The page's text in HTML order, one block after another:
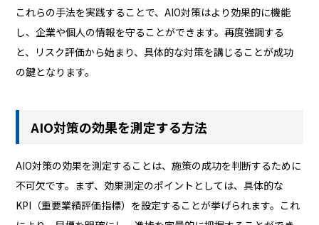
これらの手法を実践することで、AIO対策はより効果的に機能
し、企業や個人の情報を守ることができます。再度強調する
と、リスク評価から始まり、具体的な対策を講じることが成功
の鍵となります。
AIO対策の効果を測定する方法
AIO対策の効果を測定することは、施策の成功を判断するために
不可欠です。まず、効果測定のポイントとしては、具体的な
KPI（重要業績評価指標）を設定することが挙げられます。これ